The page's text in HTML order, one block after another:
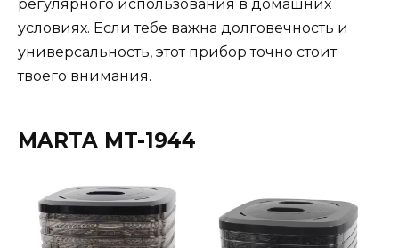
регулярного использования в домашних
условиях. Если тебе важна долговечность и
универсальность, этот прибор точно стоит
твоего внимания.
MARTA MT-1944